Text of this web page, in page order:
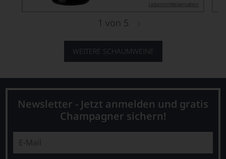
WEITERE SCHAUMWEINE
Lebensmittel­angaben
1 von 5
Newsletter - Jetzt anmelden und gratis
Champagner sichern!